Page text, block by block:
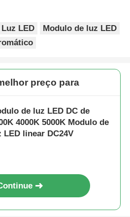
LED
Modulo de luz LED
preço para
de luz LED DC de
4000K 5000K Modulo de
LED linear DC24V